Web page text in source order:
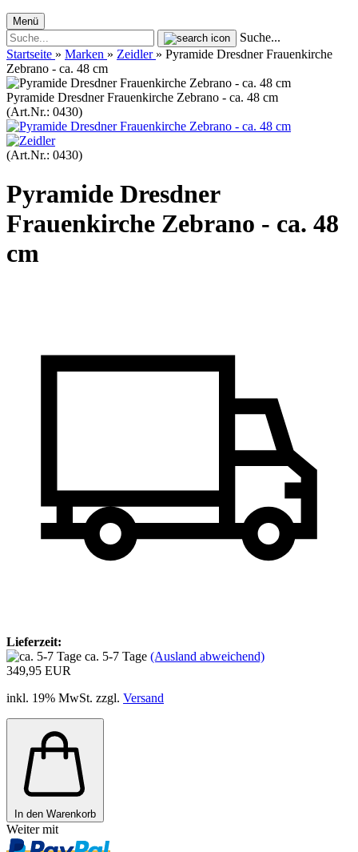
Menü
Suche...
Startseite » Marken » Zeidler » Pyramide Dresdner Frauenkirche
Zebrano - ca. 48 cm
Pyramide Dresdner Frauenkirche Zebrano - ca. 48 cm
(Art.Nr.: 0430)
(Art.Nr.: 0430)
Pyramide Dresdner
Frauenkirche Zebrano - ca. 48
cm
Lieferzeit:
ca. 5-7 Tage (Ausland abweichend)
349,95 EUR
inkl. 19% MwSt. zzgl. Versand
In den Warenkorb
Weiter mit